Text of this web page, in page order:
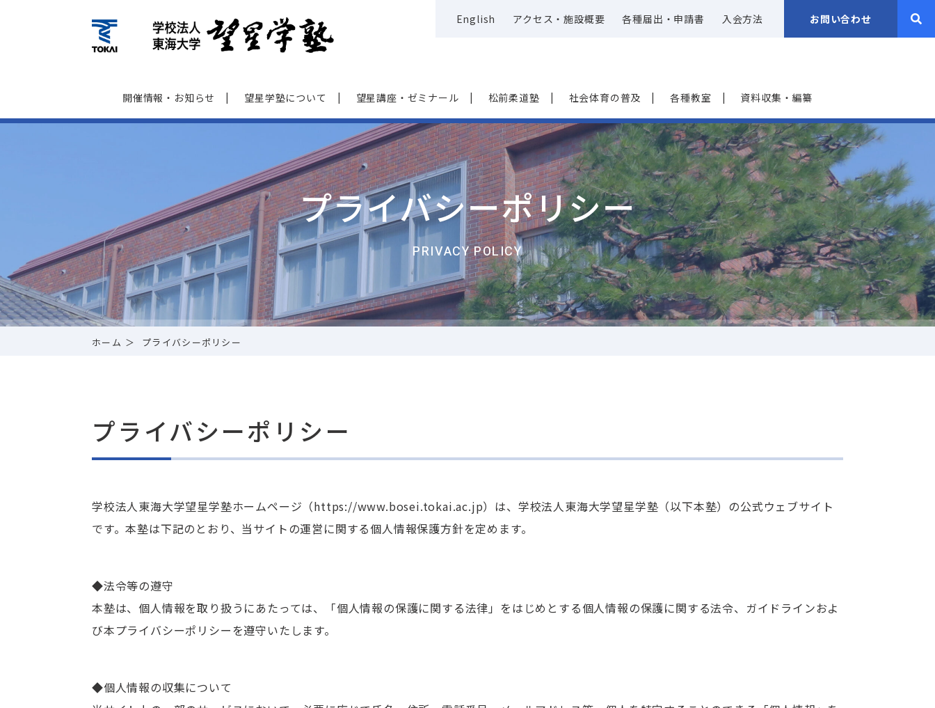
English アクセス・施設概要 各種届出・申請書 入会方法 お問い合わせ
開催情報‧お知らせ 望星学塾について 望星講座・ゼミナール 松前柔道塾 社会体育の普及 各種教室 資料収集・編纂
プライバシーポリシー
PRIVACY POLICY
ホーム プライバシーポリシー
プライバシーポリシー
学校法人東海大学望星学塾ホームページ（https://www.bosei.tokai.ac.jp）は、学校法人東海大学望星学塾（以下本塾）の公式ウェブサイト
です。本塾は下記のとおり、当サイトの運営に関する個人情報保護方針を定めます。
◆法令等の遵守
本塾は、個人情報を取り扱うにあたっては、「個人情報の保護に関する法律」をはじめとする個人情報の保護に関する法令、ガイドラインおよ
び本プライバシーポリシーを遵守いたします。
◆個人情報の収集について